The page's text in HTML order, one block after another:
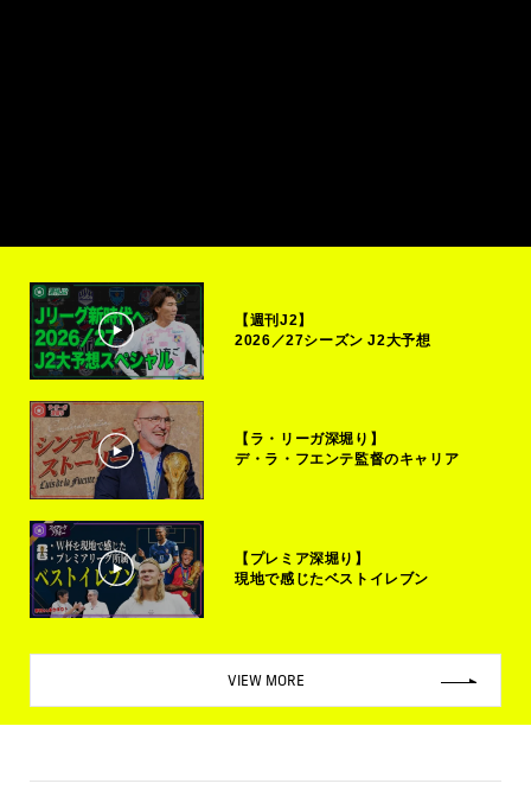
【週刊J2】
2026／27シーズン J2大予想
【ラ・リーガ深堀り】
デ・ラ・フエンテ監督のキャリア
【プレミア深堀り】
現地で感じたベストイレブン
VIEW MORE